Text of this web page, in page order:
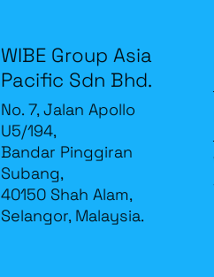
WIBE Group Asia
Pacific Sdn Bhd.
No. 7, Jalan Apollo
U5/194,
Bandar Pinggiran
Subang,
40150 Shah Alam,
Selangor, Malaysia.